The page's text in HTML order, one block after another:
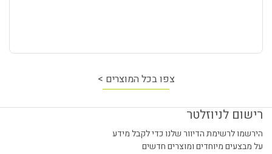
צפו בכל המוצרים >
רישום לניוזלטר
הירשמו לרשימת הדיוור שלנו כדי לקבל מידע
על מבצעים מיוחדים ומוצרים חדשים